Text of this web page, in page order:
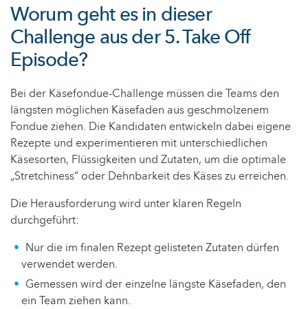
Worum geht es in dieser
Challenge aus der 5. Take Off
Episode?
Bei der Käsefondue-Challenge müssen die Teams den
längsten möglichen Käsefaden aus geschmolzenem
Fondue ziehen. Die Kandidaten entwickeln dabei eigene
Rezepte und experimentieren mit unterschiedlichen
Käsesorten, Flüssigkeiten und Zutaten, um die optimale
„Stretchiness“ oder Dehnbarkeit des Käses zu erreichen.
Die Herausforderung wird unter klaren Regeln
durchgeführt:
Nur die im finalen Rezept gelisteten Zutaten dürfen
verwendet werden.
Gemessen wird der einzelne längste Käsefaden, den
ein Team ziehen kann.